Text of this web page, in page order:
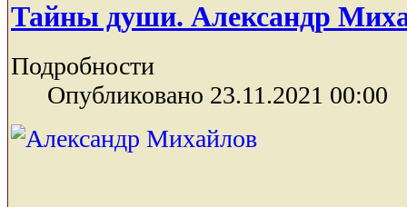
Тайны души. Александр
Подробности
Опубликовано 23.11.2021 00:00